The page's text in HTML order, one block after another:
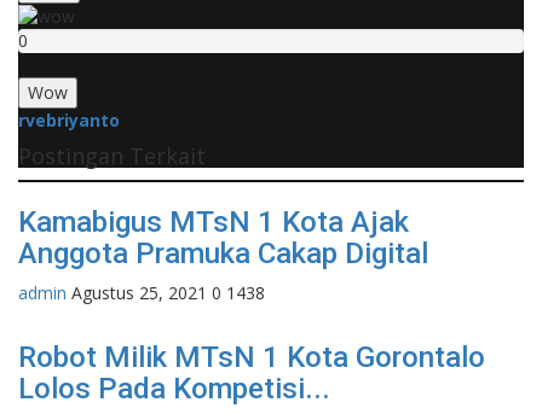
0
Wow
rvebriyanto
Postingan Terkait
Kamabigus MTsN 1 Kota Ajak
Anggota Pramuka Cakap Digital
admin Agustus 25, 2021 0 1438
Robot Milik MTsN 1 Kota Gorontalo
Lolos Pada Kompetisi...